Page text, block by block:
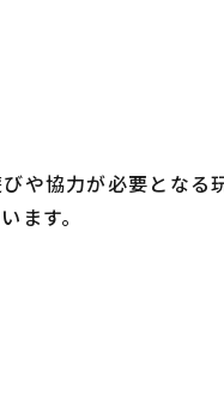
や協力が必要となる
ます。